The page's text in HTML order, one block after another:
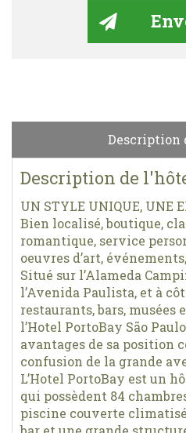
Description
Description de
UN STYLE UNIQUE, UNE
Bien localisé, boutique,
romantique, service
oeuvres d’art,
Situé sur l’Alameda
l’Avenida Paulista, et à
restaurants, bars, musées
l’Hotel PortoBay São
avantages de sa position
confusion de la grande
L’Hotel PortoBay est un
qui possèdent 84
piscine couverte